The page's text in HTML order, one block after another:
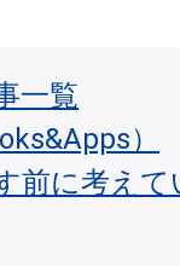
一覧
）
前に考え